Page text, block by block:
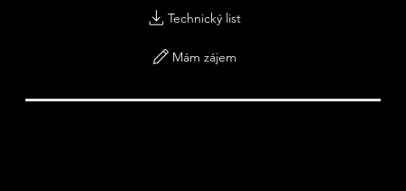
Technický list
Mám zájem